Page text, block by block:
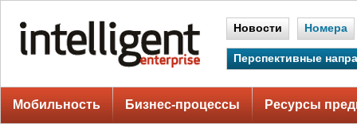
Новости Номера
Перспективные
Мобильность Бизнес-процессы Ресурсы